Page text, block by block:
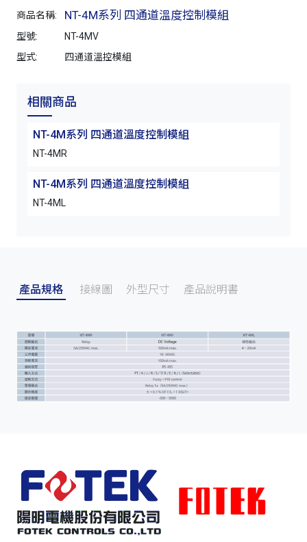
商品名稱: NT-4M系列 四通道溫度控制模組
型號:
NT-4MV
型式:
四通道溫控模組
相關商品
NT-4M系列 四通道溫度控制模組
NT-4MR
NT-4M系列 四通道溫度控制模組
NT-4ML
產品規格 接線圖 外型尺寸 產品說明書